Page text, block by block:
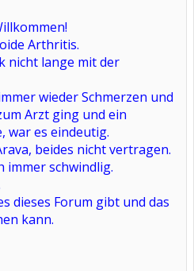
Arthritis.
nicht lange mit der
wieder Schmerzen und
Arzt ging und ein
war es eindeutig.
beides nicht vertragen.
immer schwindlig.
dieses Forum gibt und das
kann.